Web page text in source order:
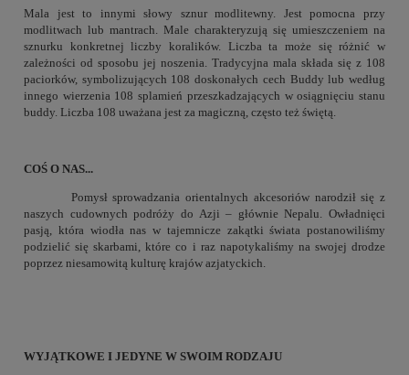
Mala jest to innymi słowy sznur modlitewny. Jest pomocna przy
modlitwach lub mantrach. Male charakteryzują się umieszczeniem na
sznurku konkretnej liczby koralików. Liczba ta może się różnić w
zależności od sposobu jej noszenia. Tradycyjna mala składa się z 108
paciorków, symbolizujących 108 doskonałych cech Buddy lub według
innego wierzenia 108 splamień przeszkadzających w osiągnięciu stanu
buddy. Liczba 108 uważana jest za magiczną, często też świętą.
COŚ O NAS...
Pomysł sprowadzania orientalnych akcesoriów narodził się z
naszych cudownych podróży do Azji – głównie Nepalu. Owładnięci
pasją, która wiodła nas w tajemnicze zakątki świata postanowiliśmy
podzielić się skarbami, które co i raz napotykaliśmy na swojej drodze
poprzez niesamowitą kulturę krajów azjatyckich.
WYJĄTKOWE I JEDYNE W SWOIM RODZAJU